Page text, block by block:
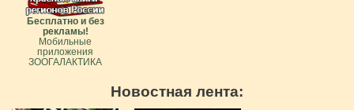
Бесплатно и без
рекламы!
Мобильные
приложения
ЗООГАЛАКТИКА
Новостная лента: